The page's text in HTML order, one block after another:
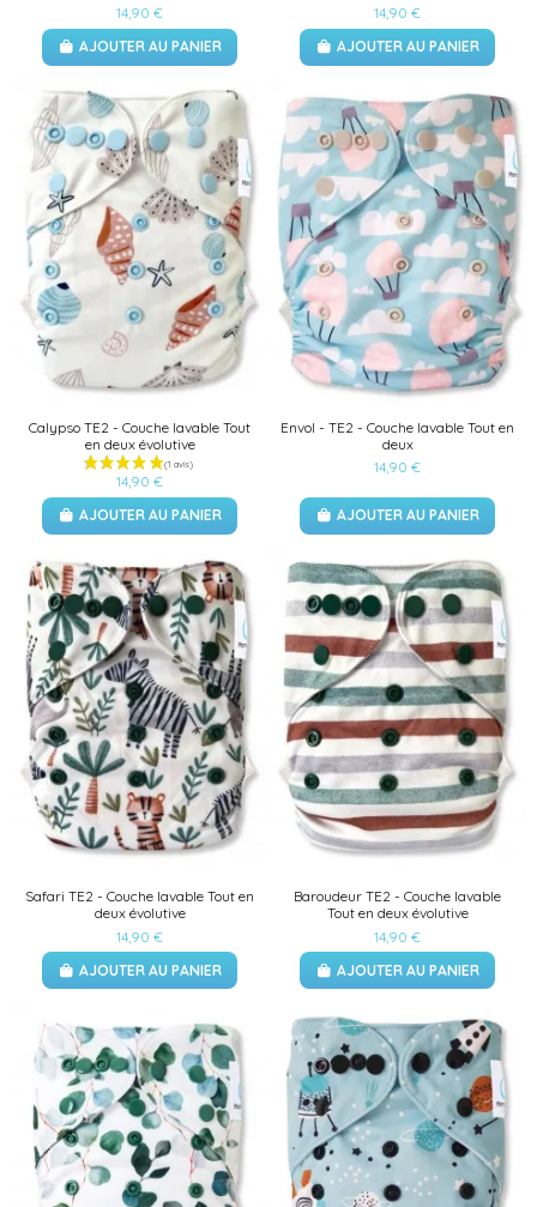
14,90 €
AJOUTER AU PANIER
14,90 €
AJOUTER AU PANIER
Calypso TE2 - Couche lavable Tout
en deux évolutive
14,90 €
AJOUTER AU PANIER
Envol - TE2 - Couche lavable Tout en
deux
14,90 €
AJOUTER AU PANIER
Safari TE2 - Couche lavable Tout en
deux évolutive
14,90 €
AJOUTER AU PANIER
Baroudeur TE2 - Couche lavable
Tout en deux évolutive
14,90 €
AJOUTER AU PANIER